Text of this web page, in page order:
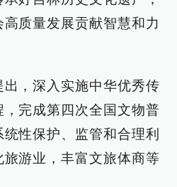
质量发展贡献智慧和力
，深入实施中华优秀传
完成第四次全国文物普
性保护、监管和合理利
游业，丰富文旅体商等